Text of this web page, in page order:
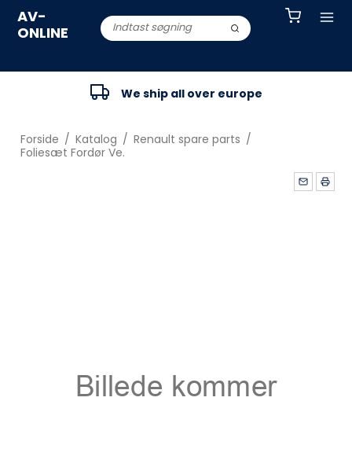
AV-
ONLINE
We ship all over europe
Forside / Katalog / Renault spare parts /
Foliesæt Fordør Ve.